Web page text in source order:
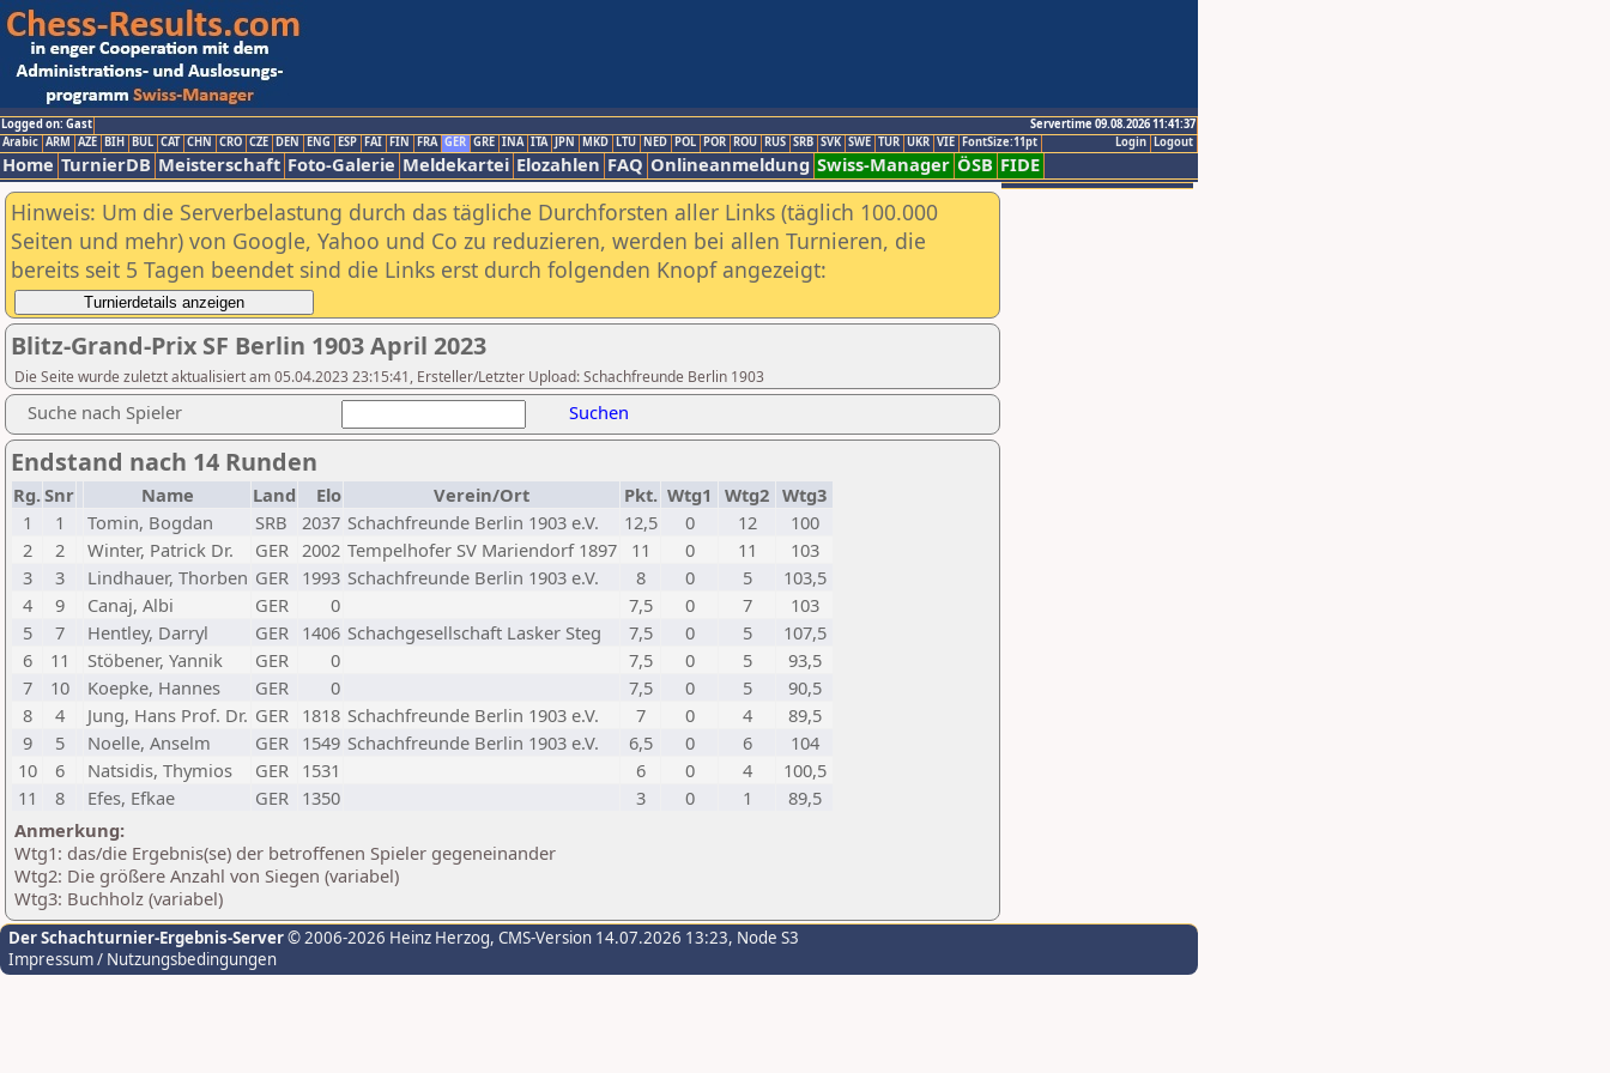
Logged on: Gast
Servertime 09.08.2026 11:41:37
Logout
Login
Arabic ARM AZE BIH BUL CAT CHN CRO CZE DEN ENG ESP FAI FIN FRA GER GRE INA ITA JPN MKD LTU NED POL POR ROU RUS SRB SVK SWE TUR UKR VIE FontSize:11pt
Home TurnierDB Meisterschaft Foto-Galerie Meldekartei Elozahlen FAQ Onlineanmeldung Swiss-Manager ÖSB FIDE
Hinweis: Um die Serverbelastung durch das tägliche Durchforsten aller Links (täglich 100.000
Seiten und mehr) von Google, Yahoo und Co zu reduzieren, werden bei allen Turnieren, die
bereits seit 5 Tagen beendet sind die Links erst durch folgenden Knopf angezeigt:
Blitz-Grand-Prix SF Berlin 1903 April 2023
Die Seite wurde zuletzt aktualisiert am 05.04.2023 23:15:41, Ersteller/Letzter Upload: Schachfreunde Berlin 1903
Suche nach Spieler Suchen
Endstand nach 14 Runden
Rg.Snr Name Land Elo Verein/Ort Pkt. Wtg1 Wtg2 Wtg3
1
1 Tomin, Bogdan SRB 2037 Schachfreunde Berlin 1903 e.V. 12,5 0 12
100
2
2 Winter, Patrick Dr. GER 2002 Tempelhofer SV Mariendorf 1897 11 0 11
103
3
3 Lindhauer, Thorben GER 1993 Schachfreunde Berlin 1903 e.V. 8 0 5
103,5
4
9 Canaj, Albi GER 0 7,5 0 7
103
5
7 Hentley, Darryl GER 1406 Schachgesellschaft Lasker Steg 7,5 0 5
107,5
6
11 Stöbener, Yannik GER 0 7,5 0 5
93,5
7
10 Koepke, Hannes GER 0 7,5 0 5
90,5
8
4 Jung, Hans Prof. Dr. GER 1818 Schachfreunde Berlin 1903 e.V. 7 0 4
89,5
9
5 Noelle, Anselm GER 1549 Schachfreunde Berlin 1903 e.V. 6,5 0 6
104
10
6 Natsidis, Thymios GER 1531 6 0 4
100,5
11
8 Efes, Efkae GER 1350 3 0 1
89,5
Anmerkung:
Wtg1: das/die Ergebnis(se) der betroffenen Spieler gegeneinander
Wtg2: Die größere Anzahl von Siegen (variabel)
Wtg3: Buchholz (variabel)
Der Schachturnier-Ergebnis-Server© 2006-2026 Heinz Herzog, CMS-Version 14.07.2026 13:23, Node S3
Impressum / Nutzungsbedingungen